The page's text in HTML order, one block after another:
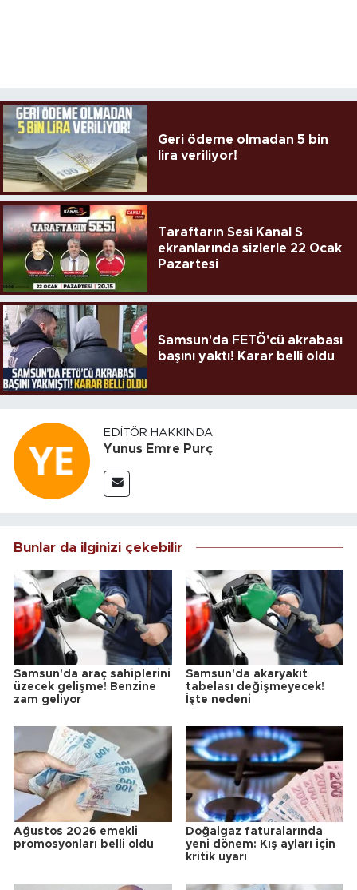
Geri ödeme olmadan 5 bin
lira veriliyor!
Taraftarın Sesi Kanal S
ekranlarında sizlerle 22 Ocak
Pazartesi
Samsun'da FETÖ'cü akrabası
başını yaktı! Karar belli oldu
EDITÖR HAKKINDA
Yunus Emre Purç
Bunlar da ilginizi çekebilir
Samsun'da araç sahiplerini
üzecek gelişme! Benzine
zam geliyor
Samsun'da akaryakıt
tabelası değişmeyecek!
İşte nedeni
Ağustos 2026 emekli
promosyonları belli oldu
Doğalgaz faturalarında
yeni dönem: Kış ayları için
kritik uyarı